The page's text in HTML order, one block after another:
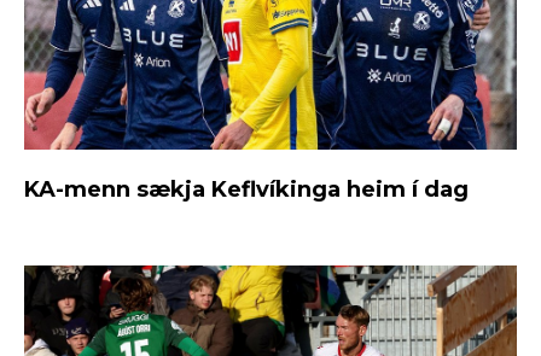
KA-menn sækja Keflvíkinga heim í dag